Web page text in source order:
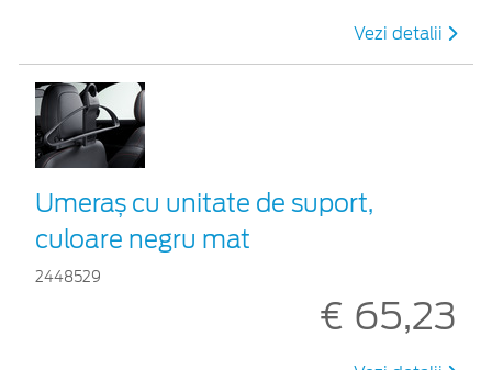
Vezi detalii
Umeraș cu unitate de suport,
culoare negru mat
2448529
€ 65,23